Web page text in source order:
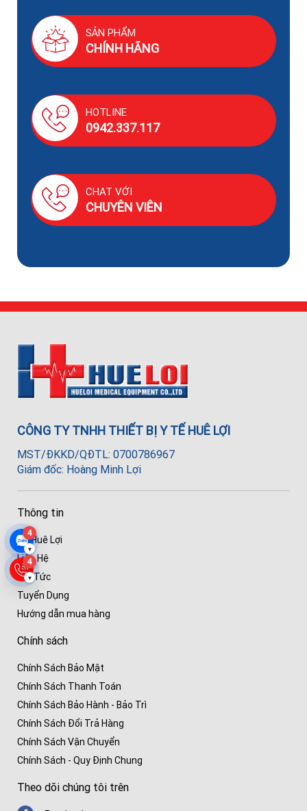
SẢN PHẨM
CHÍNH HÃNG
HOTLINE
0942.337.117
CHAT VỚI
CHUYÊN VIÊN
4
▾
4
▾
CÔNG TY TNHH THIẾT BỊ Y TẾ HUÊ LỢI
MST/ĐKKD/QĐTL: 0700786967
Giám đốc: Hoàng Minh Lợi
Thông tin
Về Huê Lợi
Liên Hệ
Tin Tức
Tuyển Dụng
Hướng dẫn mua hàng
Chính sách
Chính Sách Bảo Mật
Chính Sách Thanh Toán
Chính Sách Bảo Hành - Bảo Trì
Chính Sách Đổi Trả Hàng
Chính Sách Vận Chuyển
Chính Sách - Quy Định Chung
Theo dõi chúng tôi trên